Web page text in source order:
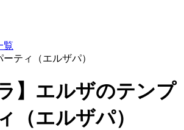
覧
ティ（エルザパ）
】エルザのテンプ
（エルザパ）